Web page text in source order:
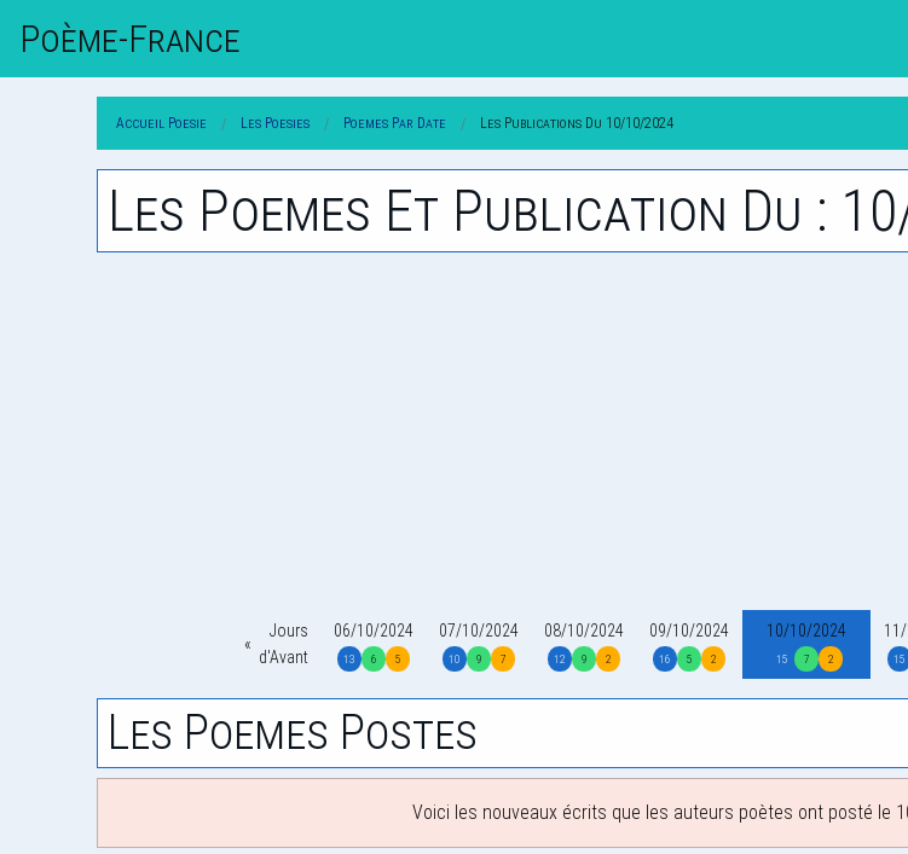
Poème-FrAnce
Accueil Poesie Les Poesies Poemes Par Date Les Publications Du 10/10/2024
Les Poemes Et Publication Du :
Jours
d'Avant
06/10/2024
13 6 5
07/10/2024
10 9 7
08/10/2024
12 9 2
09/10/2024
16 5 2
10/10/2024
15 7 2 15
Les Poemes Postes
Voici les nouveaux écrits que les auteurs poètes ont posté le